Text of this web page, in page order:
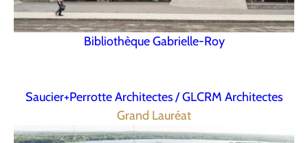
Bibliothèque Gabrielle-Roy
Saucier+Perrotte Architectes / GLCRM Architectes
Grand Lauréat